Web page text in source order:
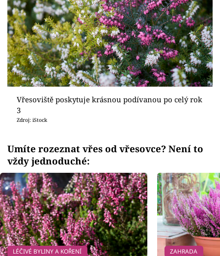
Vřesoviště poskytuje krásnou podívanou po celý rok
3
Zdroj: iStock
Umíte rozeznat vřes od vřesovce? Není to
vždy jednoduché:
LÉČIVÉ BYLINY A KOŘENÍ ZAHRADA